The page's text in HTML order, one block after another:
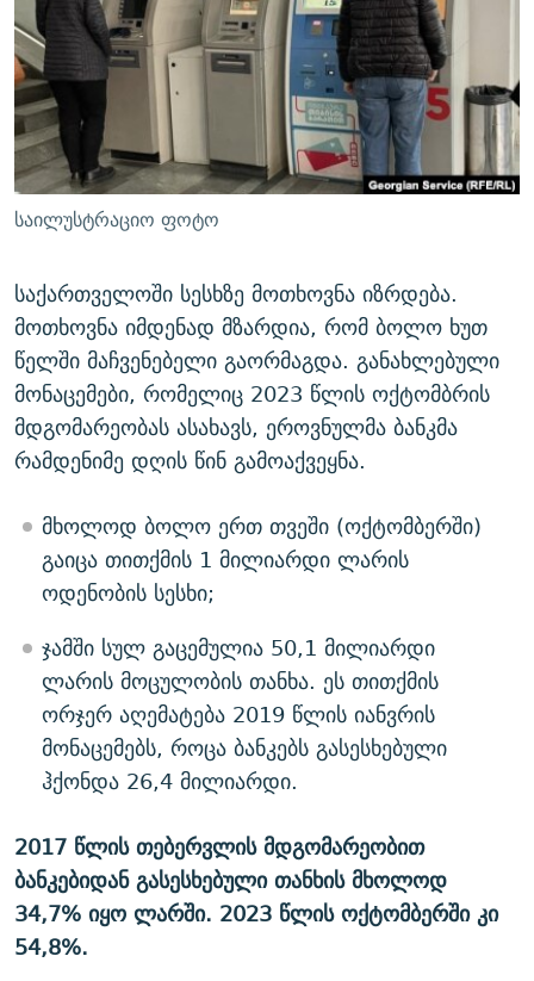
ᲛᲝᲚᲐᲞᲐᲠᲐᲙᲔ ᲢᲔᲥᲡᲢᲔᲑᲘ
ᲨᲘᲜ - ᲣᲪᲮᲝᲔᲗᲨᲘ
ᲚᲘᲢᲔᲠᲐᲢᲣᲠᲣᲚᲘ ᲬᲐᲮᲜᲐᲒᲔᲑᲘ
ᲐᲛᲔᲠᲘᲙᲣᲚᲘ ᲛᲝᲗᲮᲠᲝᲑᲐ
ᲘᲛᲞᲔᲠᲘᲐ ᲓᲐ ᲠᲐᲓᲘᲝ
ᲩᲔᲛᲘ ᲡᲘᲙᲕᲓᲘᲚᲘᲡ ᲛᲘᲖᲔᲖᲘᲐ COVID-19
11 ᲬᲔᲚᲘ - 11 ᲐᲛᲑᲐᲕᲘ
ᲡᲐᲞᲐᲠᲚᲐᲛᲔᲜᲢᲝ ᲐᲠᲩᲔᲕᲜᲔᲑᲘᲡ ᲘᲡᲢᲝᲠᲘᲐ
ᲑᲐᲕᲨᲕᲔᲑᲘ ᲞᲠᲝᲡᲢᲘᲢᲣᲪᲘᲐᲨᲘ - ᲐᲛᲝᲣᲗᲥᲛᲔᲚᲘ ᲐᲛᲑᲐᲕᲘ
5 ᲐᲛᲑᲐᲕᲘ - 20 ᲘᲕᲜᲘᲡᲡ ᲓᲐᲨᲐᲕᲔᲑᲣᲚᲔᲑᲘ
ᲐᲒᲕᲘᲡᲢᲝᲡ ᲝᲛᲘ
ПРИВЕТ ᲙᲣᲚᲢᲣᲠᲐ
ᲒᲐᲛᲝᲘᲬᲔᲠᲔ
რთე/რთ-ის ყველა საიტი
საილუსტრაციო ფოტო
საქართველოში სესხზე მოთხოვნა იზრდება.
მოთხოვნა იმდენად მზარდია, რომ ბოლო ხუთ
წელში მაჩვენებელი გაორმაგდა. განახლებული
მონაცემები, რომელიც 2023 წლის ოქტომბრის
მდგომარეობას ასახავს, ეროვნულმა ბანკმა
რამდენიმე დღის წინ გამოაქვეყნა.
მხოლოდ ბოლო ერთ თვეში (ოქტომბერში)
გაიცა თითქმის 1 მილიარდი ლარის
ოდენობის სესხი;
ჯამში სულ გაცემულია 50,1 მილიარდი
ლარის მოცულობის თანხა. ეს თითქმის
ორჯერ აღემატება 2019 წლის იანვრის
მონაცემებს, როცა ბანკებს გასესხებული
ჰქონდა 26,4 მილიარდი.
2017 წლის თებერვლის მდგომარეობით
ბანკებიდან გასესხებული თანხის მხოლოდ
34,7% იყო ლარში. 2023 წლის ოქტომბერში კი
54,8%.